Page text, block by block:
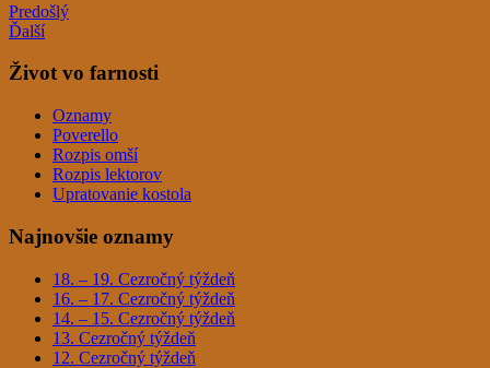
Predošlý
Ďalší
Život vo farnosti
Oznamy
Poverello
Rozpis omší
Rozpis lektorov
Upratovanie kostola
Najnovšie oznamy
18. – 19. Cezročný týždeň
16. – 17. Cezročný týždeň
14. – 15. Cezročný týždeň
13. Cezročný týždeň
12. Cezročný týždeň